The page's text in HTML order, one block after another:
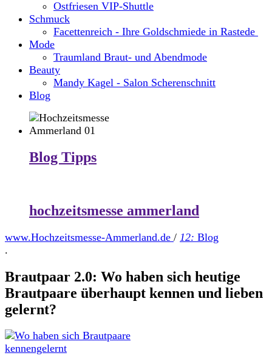
Ostfriesen VIP-Shuttle
Schmuck
Facettenreich - Ihre Goldschmiede in Rastede
Mode
Traumland Braut- und Abendmode
Beauty
Mandy Kagel - Salon Scherenschnitt
Blog
Blog Tipps
hochzeitsmesse ammerland
www.Hochzeitsmesse-Ammerland.de / 12: Blog
.
Brautpaar 2.0: Wo haben sich heutige
Brautpaare überhaupt kennen und lieben
gelernt?